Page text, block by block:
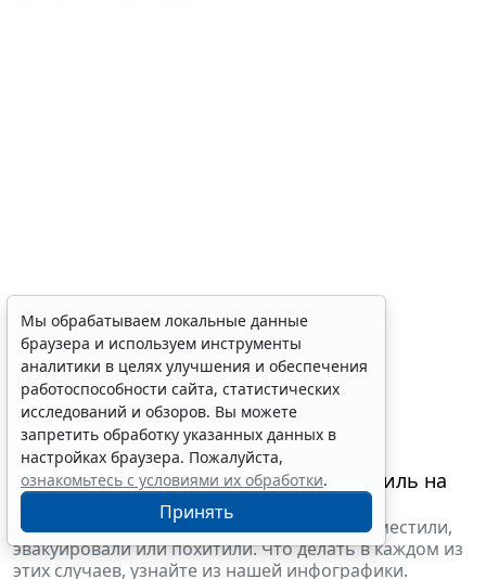
Если Вы не обнаружили свой автомобиль на
том месте, где его оставили...
Это может означать что-то одно: его переместили,
эвакуировали или похитили. Что делать в каждом из
этих случаев, узнайте из нашей инфографики.
Мы обрабатываем локальные данные
браузера и используем инструменты
аналитики в целях улучшения и обеспечения
работоспособности сайта, статистических
исследований и обзоров. Вы можете
запретить обработку указанных данных в
настройках браузера. Пожалуйста,
ознакомьтесь с условиями их обработки.
Принять